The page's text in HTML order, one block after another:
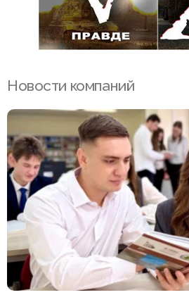
Новости компаний